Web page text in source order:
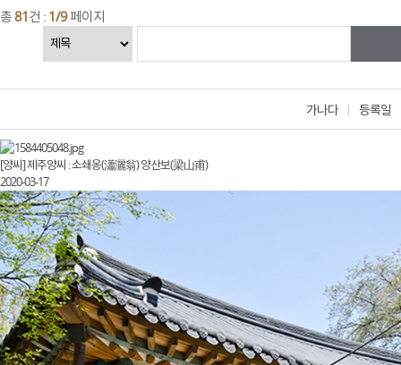
총81건 : 1/9페이지
가나다 등록일
[양씨] 제주양씨 : 소쇄옹(瀟灑翁) 양산보(梁山甫)
2020-03-17